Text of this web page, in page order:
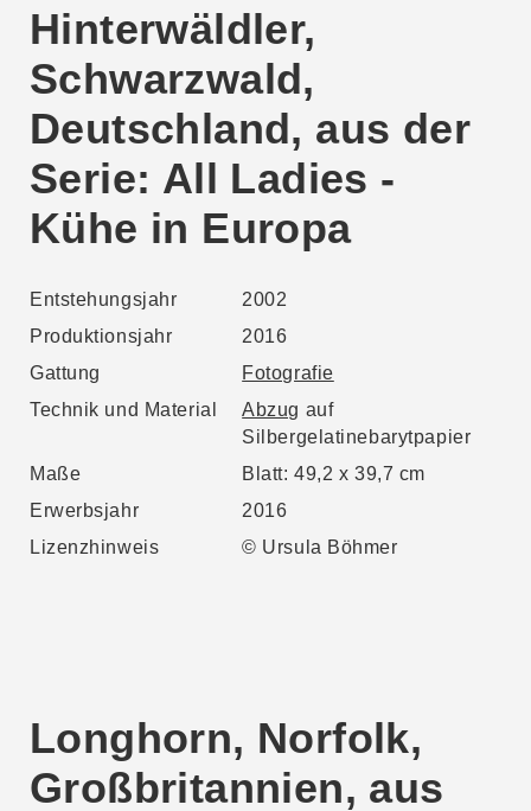
Hinterwäldler,
Schwarzwald,
Deutschland, aus der
Serie: All Ladies -
Kühe in Europa
Entstehungsjahr
2002
Produktionsjahr
2016
Gattung
Fotografie
Technik und Material
Abzug auf
Silbergelatinebarytpapier
Maße
Blatt: 49,2 x 39,7 cm
Erwerbsjahr
2016
Lizenzhinweis
© Ursula Böhmer
Longhorn, Norfolk,
Großbritannien, aus